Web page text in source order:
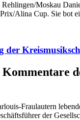
Moskau
Alina Cup. Sie bot
Kommentare
Fraulautern
der